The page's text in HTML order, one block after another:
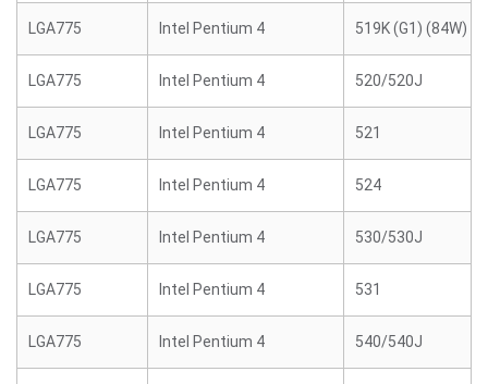
LGA775 Intel Pentium 4 519K (G1) (84W)
LGA775 Intel Pentium 4 520/520J
LGA775 Intel Pentium 4 521
LGA775 Intel Pentium 4 524
LGA775 Intel Pentium 4 530/530J
LGA775 Intel Pentium 4 531
LGA775 Intel Pentium 4 540/540J